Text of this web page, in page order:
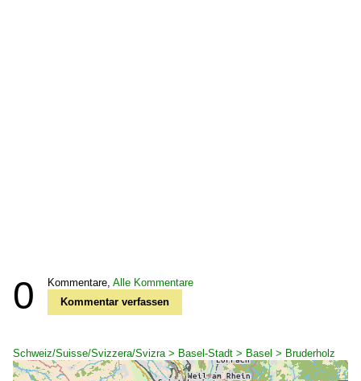
0 Kommentare, Alle Kommentare
Kommentar verfassen
Schweiz/Suisse/Svizzera/Svizra > Basel-Stadt > Basel > Bruderholz